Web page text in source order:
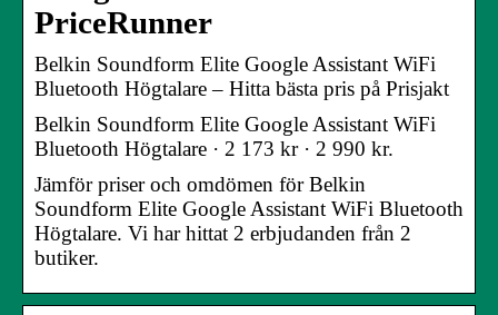
PriceRunner
Belkin Soundform Elite Google Assistant WiFi
Bluetooth Högtalare – Hitta bästa pris på Prisjakt
Belkin Soundform Elite Google Assistant WiFi
Bluetooth Högtalare · 2 173 kr · 2 990 kr.
Jämför priser och omdömen för Belkin
Soundform Elite Google Assistant WiFi Bluetooth
Högtalare. Vi har hittat 2 erbjudanden från 2
butiker.